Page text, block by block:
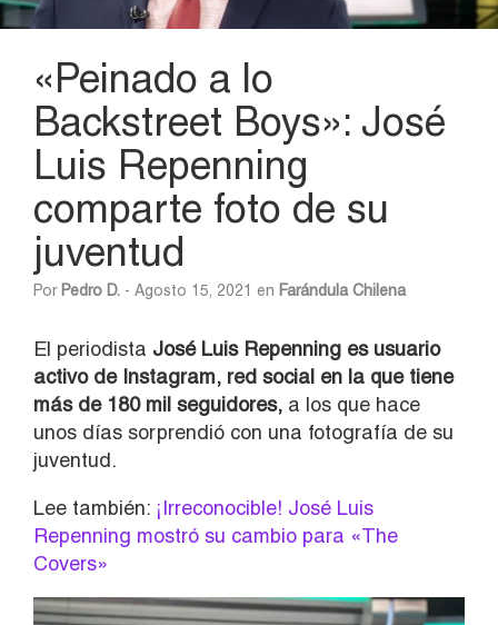
«Peinado a lo
Backstreet Boys»: José
Luis Repenning
comparte foto de su
juventud
Por Pedro D. - Agosto 15, 2021 en Farándula Chilena
El periodista José Luis Repenning es usuario
activo de Instagram, red social en la que tiene
más de 180 mil seguidores, a los que hace
unos días sorprendió con una fotografía de su
juventud.
Lee también: ¡Irreconocible! José Luis
Repenning mostró su cambio para «The
Covers»